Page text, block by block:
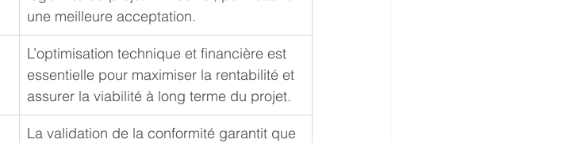
une meilleure acceptation.
L’optimisation technique et financière est
essentielle pour maximiser la rentabilité et
assurer la viabilité à long terme du projet.
La validation de la conformité garantit que